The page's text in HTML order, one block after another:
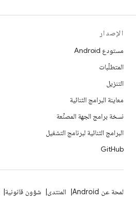
الإصدار
مستودع Android
المتطلّبات
التنزيل
معاينة البرامج الثنائية
نسخة برامج الجهة المصنِّعة
البرامج الثنائية لبرنامج التشغيل
GitHub
لمحة عن Android المنتدى شؤون قانونية